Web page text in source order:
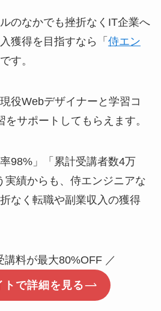
のなかでも挫折なくIT企業へ
獲得を目指すなら「 侍エン
す。
役Webデザイナーと学習コ
サポートしてもらえます。
98%」「累計受講者数4万
実績からも、侍エンジニアな
なく転職や副業収入の獲得
講料が最大80%OFF ／
トで詳細を見る